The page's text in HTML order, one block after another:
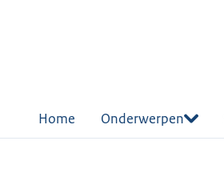
Home Onderwerpen